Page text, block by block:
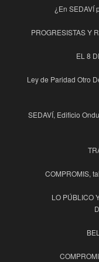
¿En SEDAVÍ
PROGRESISTAS Y
EL 8
Ley de Paridad Otro
SEDAVÍ, Edificio
COMPROMIS,
LO PÚBLICO